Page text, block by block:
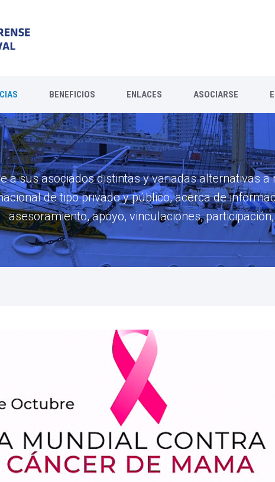
BENEFICIOS ENLACES ASOCIARSE
a sus asociados distintas y variadas alternativas a
de tipo privado y público, acerca de
asesoramiento, apoyo, vinculaciones,